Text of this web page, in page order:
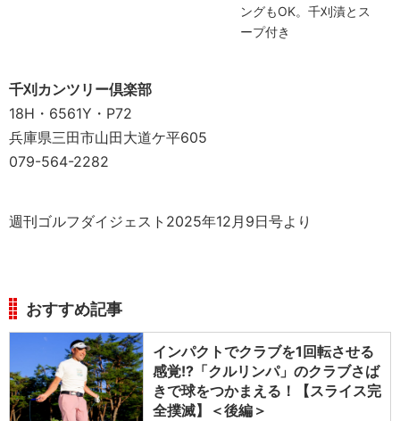
ングもOK。千刈漬とス
ープ付き
千刈カンツリー倶楽部
18H・6561Y・P72
兵庫県三田市山田大道ケ平605
079-564-2282
週刊ゴルフダイジェスト2025年12月9日号より
おすすめ記事
インパクトでクラブを1回転させる
感覚!?「クルリンパ」のクラブさば
きで球をつかまえる！【スライス完
全撲滅】＜後編＞